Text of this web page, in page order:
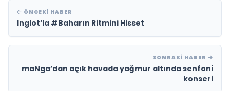
ÖNCEKI HABER
Inglot’la #Baharın Ritmini Hisset
SONRAKI HABER
maNga’dan açık havada yağmur altında senfoni
konseri